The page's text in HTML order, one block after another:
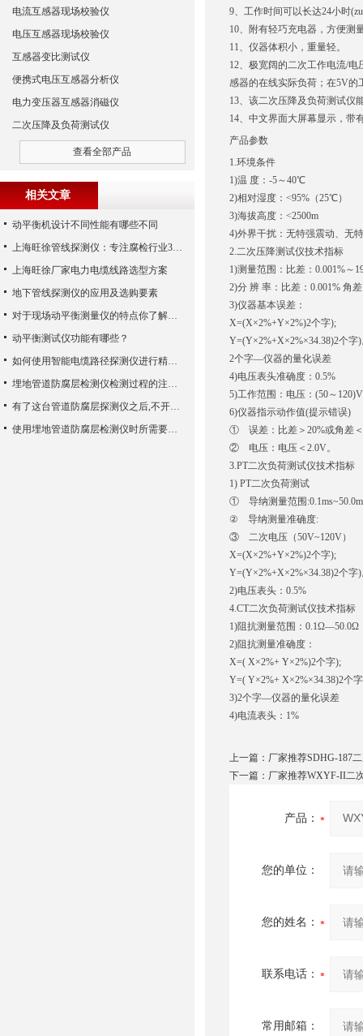
9、工作时间可以长达24小时
10、附有轻巧充电器，方便测
11、仪器体积小，重量轻。
12、极宽阔的二次工作电流/
感器的在线实际负荷；在5V的
13、该二次压降及负荷测试仪
14、中文界面大屏幕显示，带
产品参数
1.环境条件
1)温 度：-5～40℃
2)相对湿度：<95%（25℃）
3)海拔高度：<2500m
4)外界干扰：无特强震动、无
2.二次压降测试仪技术指标
1)测量范围：比差：0.001%～
2)分 辨 率：比差：0.001% 角差
3)仪器基本误差：
X=(X×2%+Y×2%)2个字);
Y=(Y×2%+X×2%×34.38)2个字
2个字—仪器的量化误差
4)电压表头准确度：0.5%
5)工作范围：电压：(50～120)V
6)仪器指示动作值(提示错误)
① 误差：比差＞20%或角差＜
② 电压：电压＜2.0V。
3.PT二次负荷测试仪技术指标
1) PT二次负荷测试
① 导纳测量范围
② 导纳测量准确度:
③ 二次电压（50V~120V）
X=(X×2%+Y×2%)2个字);
Y=(Y×2%+X×2%×34.38)2个字
2)电压表头：0.5%
4.CT二次负荷测试仪技术指标
1)阻抗测量范围：0.1Ω—50.0Ω
2)阻抗测量准确度：
X=( X×2%+ Y×2%)2个字);
Y=( Y×2%+ X×2%×34.38)2个
3)2个字—仪器的量化误差
4)电流表头：1%
上一篇： 厂家推荐SDHG-187
下一篇： 厂家推荐WXYF-II二
产品：
您的单位：
您的姓名：
联系电话：
常用邮箱：
电流互感器现场校验仪
电压互感器现场校验仪
互感器变比测试仪
便携式电压互感器分析仪
电力变压器互感器消磁仪
二次压降及负荷测试仪
查看全部产品
相关文章
动平衡机设计不同性能有哪些不同
上海旺徐管线探测仪：专注腐检行业30年
上海旺徐厂家电力电缆线路选型方案
地下管线探测仪的应用及选购要素
对于现场动平衡测量仪的特点你了解多少
动平衡测试仪功能有哪些？
如何使用智能电缆路径探测仪进行精确的定位？
埋地管道防腐层检测仪检测过程的注意事项，可别忽略哦~
有了这台管道防腐层探测仪之后,不开挖也能检测地埋管道了
使用埋地管道防腐层检测仪时所需要注意的事项介绍